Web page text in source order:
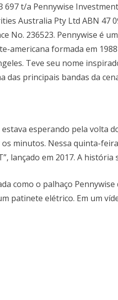
697 t/a Pennywise
Australia Pty Ltd ABN 47
No. 236523. Pennywise é
americana formada em
Teve seu nome
das principais bandas da
esperando pela volta
minutos. Nessa quinta-
lançado em 2017. A história
como o palhaço
patinete elétrico. Em um